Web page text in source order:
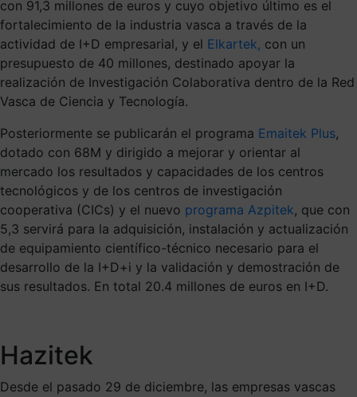
con 91,3 millones de euros y cuyo objetivo último es el
fortalecimiento de la industria vasca a través de la
actividad de I+D empresarial, y el Elkartek, con un
presupuesto de 40 millones, destinado apoyar la
realización de Investigación Colaborativa dentro de la Red
Vasca de Ciencia y Tecnología.
Posteriormente se publicarán el programa Emaitek Plus,
dotado con 68M y dirigido a mejorar y orientar al
mercado los resultados y capacidades de los centros
tecnológicos y de los centros de investigación
cooperativa (CICs) y el nuevo programa Azpitek, que con
5,3 servirá para la adquisición, instalación y actualización
de equipamiento científico-técnico necesario para el
desarrollo de la I+D+i y la validación y demostración de
sus resultados. En total 20.4 millones de euros en I+D.
Hazitek
Desde el pasado 29 de diciembre, las empresas vascas